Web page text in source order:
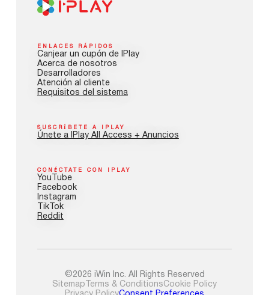
ENLACES RÁPIDOS
Canjear un cupón de IPlay
Acerca de nosotros
Desarrolladores
Atención al cliente
Requisitos del sistema
SUSCRÍBETE A IPLAY
Únete a IPlay All Access + Anuncios
CONÉCTATE CON IPLAY
YouTube
Facebook
Instagram
TikTok
Reddit
©2026 iWin Inc. All Rights Reserved
Sitemap Terms & ConditionsCookie Policy